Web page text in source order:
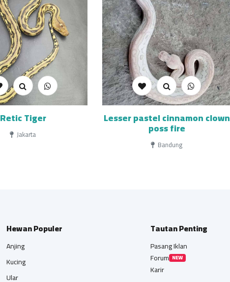
Retic Tiger
Jakarta
Lesser pastel cinnamon clown
poss fire
Bandung
Hewan Populer
Anjing
Kucing
Ular
Tautan Penting
Pasang Iklan
Forum NEW
Karir